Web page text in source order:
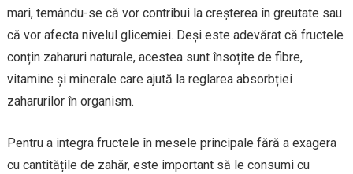
mari, temându-se că vor contribui la creșterea în greutate sau
că vor afecta nivelul glicemiei. Deși este adevărat că fructele
conțin zaharuri naturale, acestea sunt însoțite de fibre,
vitamine și minerale care ajută la reglarea absorbției
zaharurilor în organism.
Pentru a integra fructele în mesele principale fără a exagera
cu cantitățile de zahăr, este important să le consumi cu